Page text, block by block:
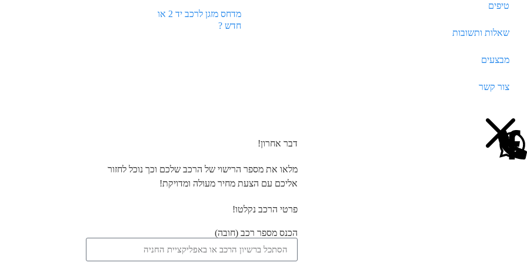
טיפים
שאלות ותשובות
מבצעים
צור קשר
מדחס מזגן לרכב יד 2 או
חדש ?
דבר אחרון!
מלאו את מספר הרישוי של הרכב שלכם וכך נוכל לחזור
אליכם עם הצעת מחיר מעולה ומדויקת!
פרטי הרכב נקלטו!
הכנס מספר רכב (חובה)